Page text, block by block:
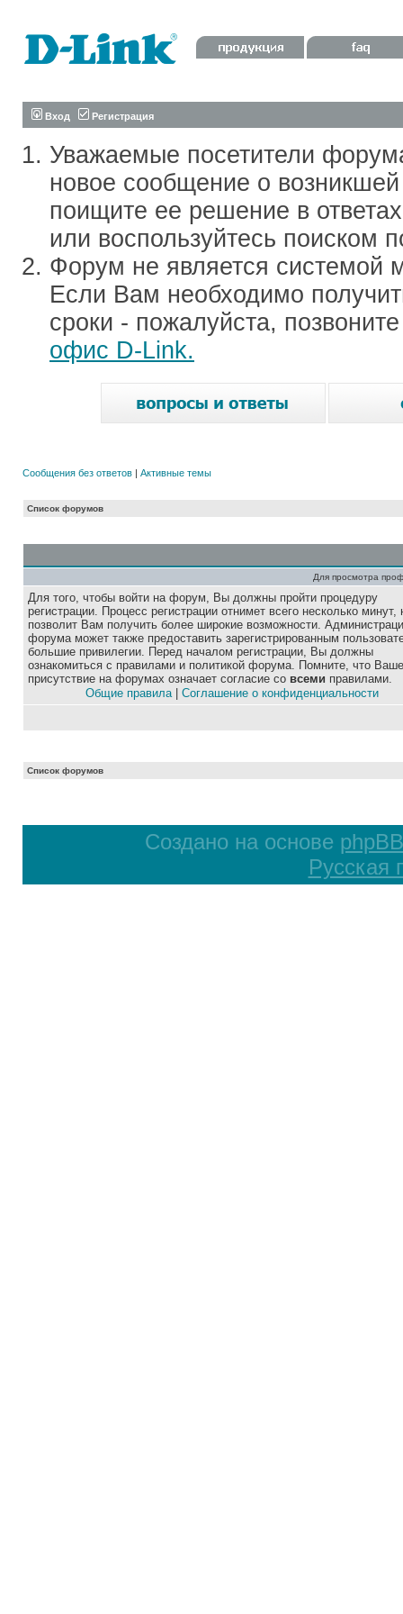
Вход Регистрация
Уважаемые посетители
новое сообщение о
поищите ее решение в
или воспользуйтесь поиском
Форум не является системой
Если Вам необходимо
сроки - пожалуйста,
офис D-Link.
Сообщения без ответов | Активные темы
Список форумов
Для просмотра
Для того, чтобы войти на форум, Вы должны пройти процедуру
регистрации. Процесс регистрации отнимет всего несколько минут,
позволит Вам получить более широкие возможности.
форума может также предоставить зарегистрированным
большие привилегии. Перед началом регистрации, Вы должны
ознакомиться с правилами и политикой форума. Помните, что Ваше
присутствие на форумах означает согласие со всеми правилами.
Общие правила| Соглашение о конфиденциальности
Список форумов
Создано на основе phpBB
Русская